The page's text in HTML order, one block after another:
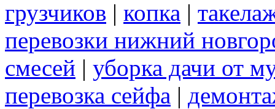
грузчиков | копка |
перевозки нижний
смесей | уборка дачи от
перевозка сейфа |